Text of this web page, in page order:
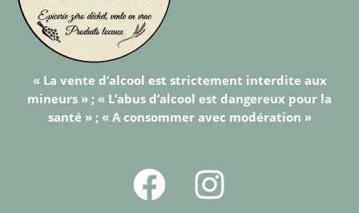
« La vente d’alcool est strictement interdite aux
mineurs » ; « L’abus d’alcool est dangereux pour la
santé » ; « A consommer avec modération »